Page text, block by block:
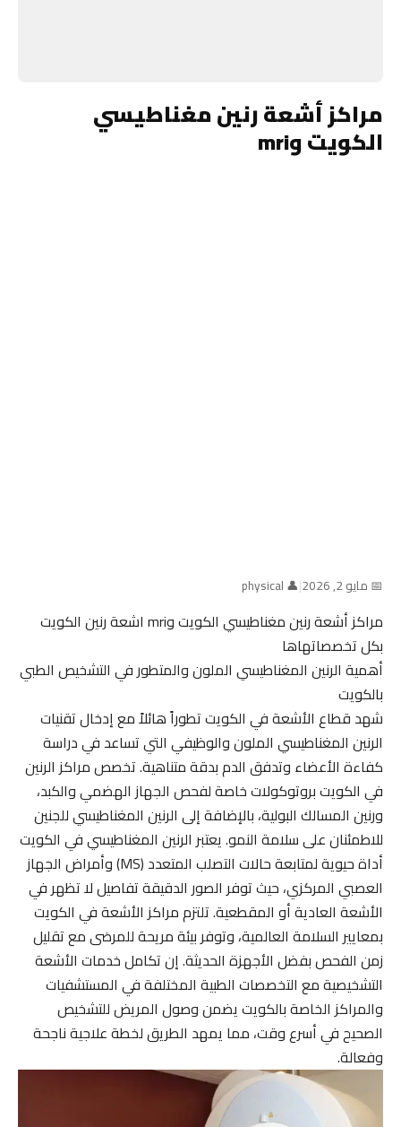
مراكز أشعة رنين مغناطيسي
الكويت وmri
📅 مايو 2, 2026 |
👤 physical
مراكز أشعة رنين مغناطيسي الكويت وmri اشعة رنين الكويت
بكل تخصصاتهاها
أهمية الرنين المغناطيسي الملون والمتطور في التشخيص الطبي
بالكويت
شهد قطاع الأشعة في الكويت تطوراً هائلاً مع إدخال تقنيات
الرنين المغناطيسي الملون والوظيفي التي تساعد في دراسة
كفاءة الأعضاء وتدفق الدم بدقة متناهية. تخصص مراكز الرنين
في الكويت بروتوكولات خاصة لفحص الجهاز الهضمي والكبد،
ورنين المسالك البولية، بالإضافة إلى الرنين المغناطيسي للجنين
للاطمئنان على سلامة النمو. يعتبر الرنين المغناطيسي في الكويت
أداة حيوية لمتابعة حالات التصلب المتعدد (MS) وأمراض الجهاز
العصبي المركزي، حيث توفر الصور الدقيقة تفاصيل لا تظهر في
الأشعة العادية أو المقطعية. تلتزم مراكز الأشعة في الكويت
بمعايير السلامة العالمية، وتوفر بيئة مريحة للمرضى مع تقليل
زمن الفحص بفضل الأجهزة الحديثة. إن تكامل خدمات الأشعة
التشخيصية مع التخصصات الطبية المختلفة في المستشفيات
والمراكز الخاصة بالكويت يضمن وصول المريض للتشخيص
الصحيح في أسرع وقت، مما يمهد الطريق لخطة علاجية ناجحة
وفعالة.